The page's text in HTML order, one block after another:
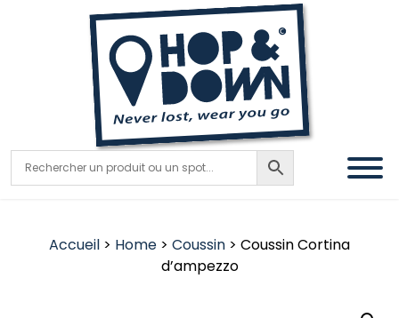
Accueil > Home > Coussin > Coussin Cortina
d’ampezzo